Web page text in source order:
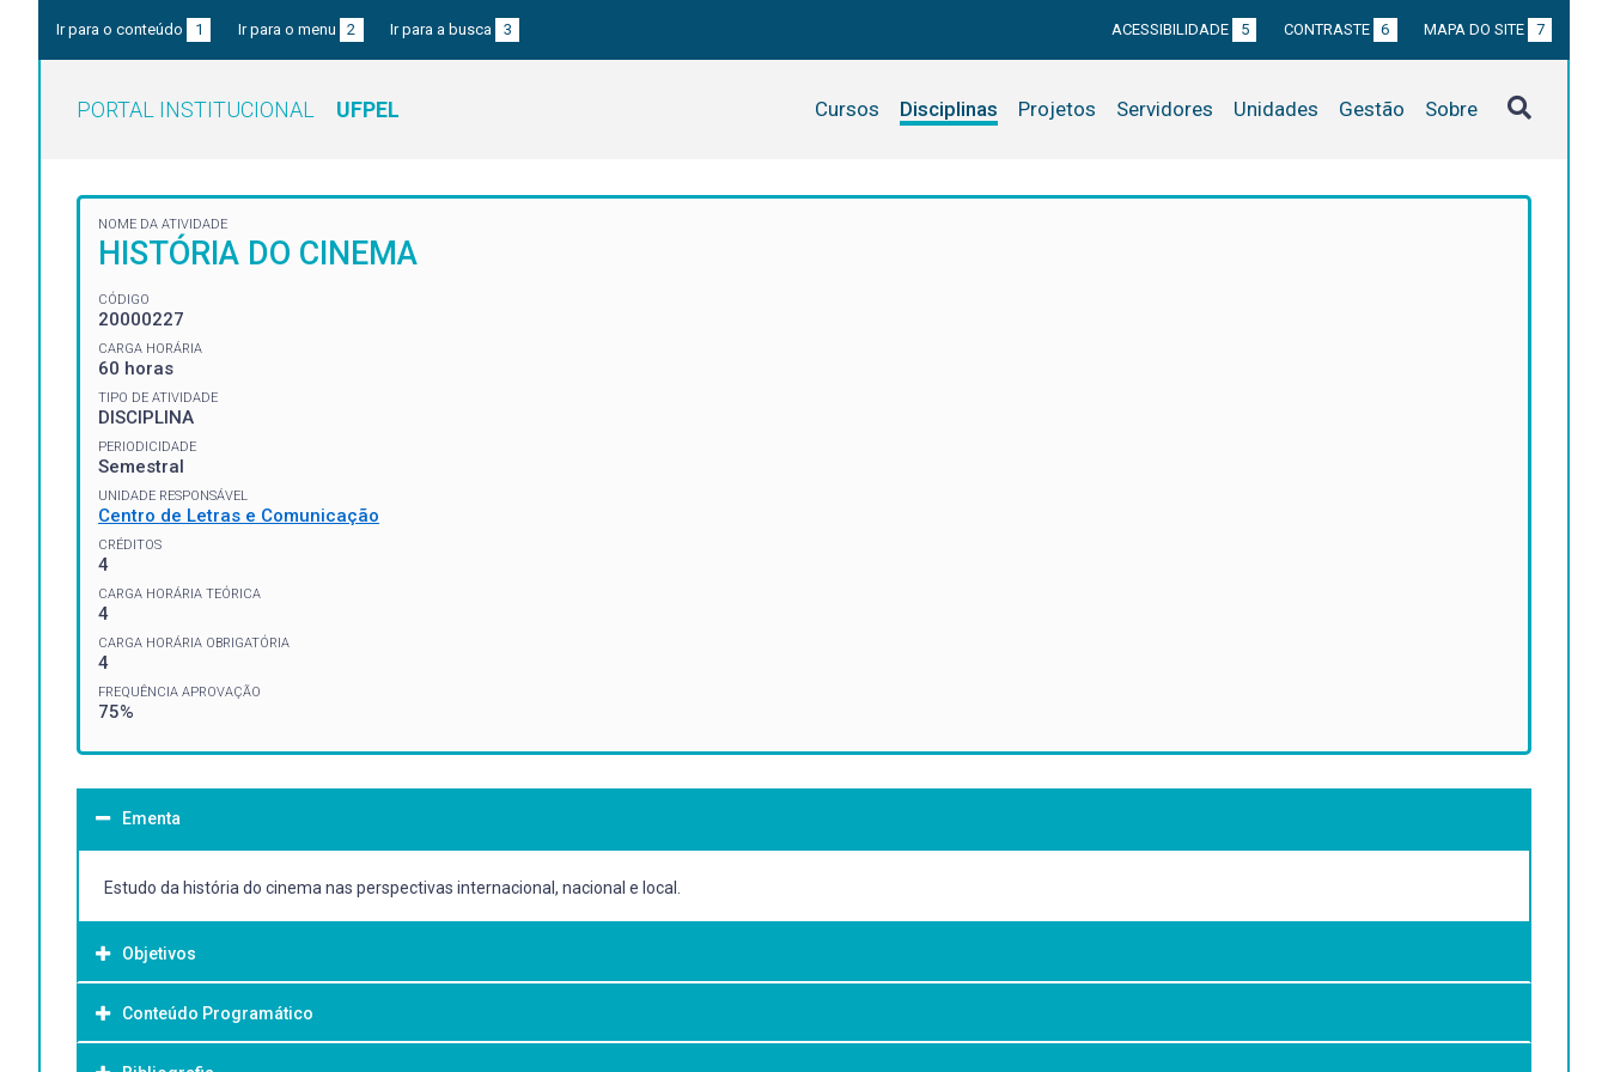
Ir para o conteúdo 1 Ir para o menu 2 Ir para a busca 3 ACESSIBILIDADE 5 CONTRASTE 6 MAPA DO SITE 7
PORTAL INSTITUCIONAL UFPEL Cursos Disciplinas Projetos Servidores Unidades Gestão Sobre
NOME DA ATIVIDADE
HISTÓRIA DO CINEMA
CÓDIGO
20000227
CARGA HORÁRIA
60 horas
TIPO DE ATIVIDADE
DISCIPLINA
PERIODICIDADE
Semestral
UNIDADE RESPONSÁVEL
Centro de Letras e Comunicação
CRÉDITOS
4
CARGA HORÁRIA TEÓRICA
4
CARGA HORÁRIA OBRIGATÓRIA
4
FREQUÊNCIA APROVAÇÃO
75%
Ementa
Estudo da história do cinema nas perspectivas internacional, nacional e local.
Objetivos
Objetivo Geral:
Estudar as principais tendências da produção cinematográfica ao longo do século XX no plano internacional e local.
Conteúdo Programático